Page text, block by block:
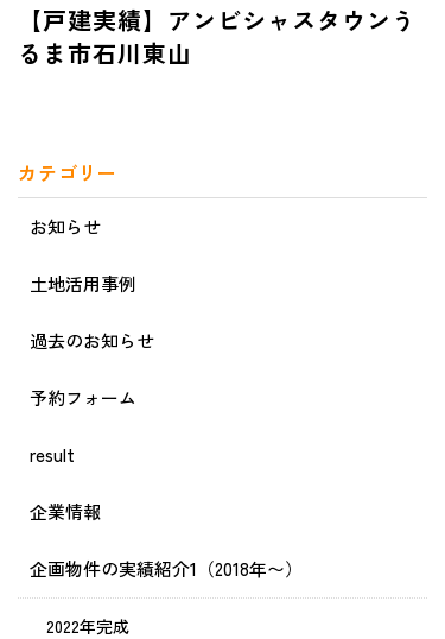
【戸建実績】アンビシャスタウンう
るま市石川東山
カテゴリー
お知らせ
土地活用事例
過去のお知らせ
予約フォーム
result
企業情報
企画物件の実績紹介1（2018年〜）
2022年完成